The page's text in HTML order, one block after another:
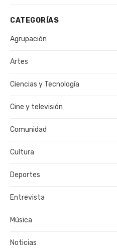
CATEGORÍAS
Agrupación
Artes
Ciencias y Tecnología
Cine y televisión
Comunidad
Cultura
Deportes
Entrevista
Música
Noticias